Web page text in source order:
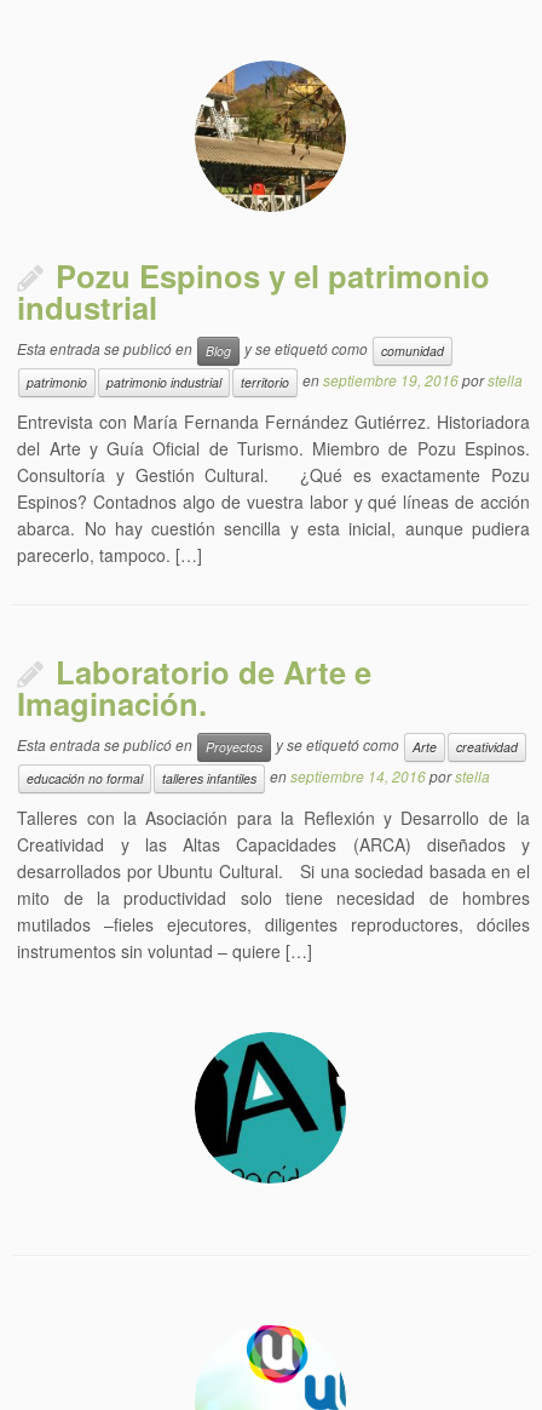
Pozu Espinos y el patrimonio
industrial
Esta entrada se publicó en Blog y se etiquetó como
comunidad
patrimonio
patrimonio industrial territorio enseptiembre 19, 2016porstella
Entrevista con María Fernanda Fernández Gutiérrez. Historiadora
del Arte y Guía Oficial de Turismo. Miembro de Pozu Espinos.
Consultoría y Gestión Cultural. ¿Qué es exactamente Pozu
Espinos? Contadnos algo de vuestra labor y qué líneas de acción
abarca. No hay cuestión sencilla y esta inicial, aunque pudiera
parecerlo, tampoco. […]
Laboratorio de Arte e
Imaginación.
Esta entrada se publicó en Proyectos y se etiquetó como Arte
creatividad
educación no formal
talleres infantiles enseptiembre 14, 2016porstella
Talleres con la Asociación para la Reflexión y Desarrollo de la
Creatividad y las Altas Capacidades (ARCA) diseñados y
desarrollados por Ubuntu Cultural. Si una sociedad basada en el
mito de la productividad solo tiene necesidad de hombres
mutilados –fieles ejecutores, diligentes reproductores, dóciles
instrumentos sin voluntad – quiere […]